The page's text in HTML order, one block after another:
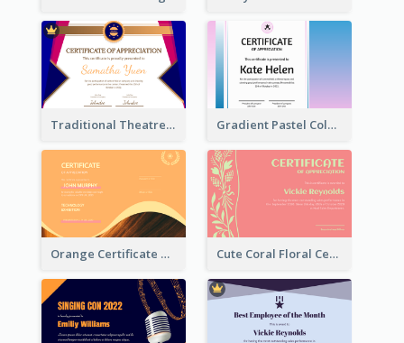
Traditional Theatre Certificate Design Template Gradient Pastel Color Certificate
Orange Certificate Design Of Appreciation Of Wood Texture Cute Coral Floral Certificate Design For Appreciation